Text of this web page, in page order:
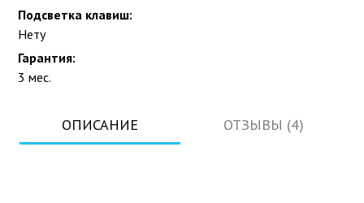
Подсветка клавиш:
Нету
Гарантия:
3 мес.
ОПИСАНИЕ ОТЗЫВЫ (4)